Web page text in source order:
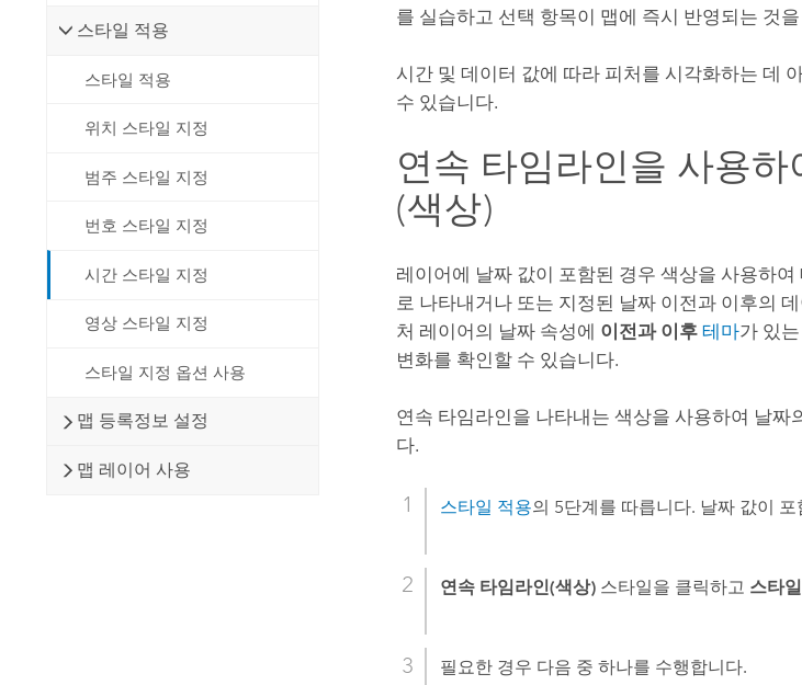
스타일 적용
스타일 적용
위치 스타일 지정
범주 스타일 지정
번호 스타일 지정
시간 스타일 지정
영상 스타일 지정
스타일 지정 옵션 사용
맵 등록정보 설정
맵 레이어 사용
를 실습하고 선택 항목이 맵에 즉시 반영되는 것
시간 및 데이터 값에 따라 피처를 시각화하는 데
수 있습니다.
연속 타임라인을 사용
(색상)
레이어에 날짜 값이 포함된 경우 색상을 사용하
로 나타내거나 또는 지정된 날짜 이전과 이후의
처 레이어의 날짜 속성에 이전과 이후 테마가 있
변화를 확인할 수 있습니다.
연속 타임라인을 나타내는 색상을 사용하여 날
다.
스타일 적용의 5단계를 따릅니다. 날짜 값이
연속 타임라인(색상) 스타일을 클릭하고 스타
필요한 경우 다음 중 하나를 수행합니다.